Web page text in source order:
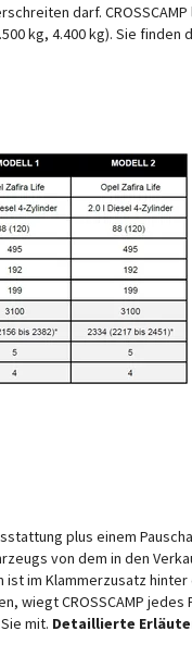
Schritt 1 / 9
darf.
kg, 4.400 kg). Sie
plus einem
von dem in den
im Klammerzusatz
wiegt CROSSCAMP
mit. Detaillierte